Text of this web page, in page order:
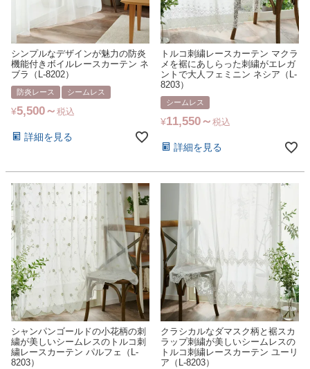
シンプルなデザインが魅力の防炎
機能付きボイルレースカーテン ネ
ブラ（L-8202）
防炎レース シームレス
¥5,500 税込
詳細を見る
トルコ刺繍レースカーテン マクラ
メを裾にあしらった刺繍がエレガ
ントで大人フェミニン ネシア（L-
8203）
シームレス
¥11,550 税込
詳細を見る
シャンパンゴールドの小花柄の刺
繍が美しいシームレスのトルコ刺
繍レースカーテン パルフェ（L-
8203）
クラシカルなダマスク柄と裾スカ
ラップ刺繍が美しいシームレスの
トルコ刺繍レースカーテン ユーリ
ア（L-8203）